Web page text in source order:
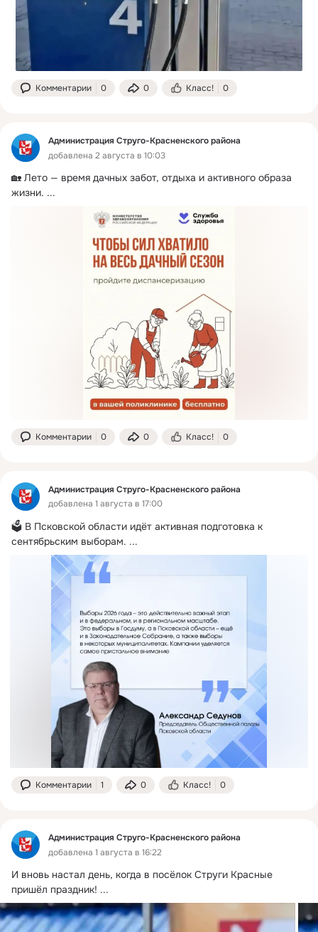
Комментарии 0 0 Класс! 0
Администрация Струго-Красненского района
добавлена 2 августа в 10:03
🏡 Лето — время дачных забот, отдыха и активного образа
жизни. ...
Комментарии 0 0 Класс! 0
Администрация Струго-Красненского района
добавлена 1 августа в 17:00
🗳️ В Псковской области идёт активная подготовка к
сентябрьским выборам. ...
Комментарии 1 0 Класс! 0
Администрация Струго-Красненского района
добавлена 1 августа в 16:22
И вновь настал день, когда в посёлок Струги Красные
пришёл праздник! ...